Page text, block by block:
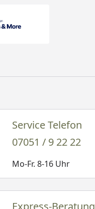
Service Telefon
07051 / 9 22 22
Mo-Fr. 8-16 Uhr
Express-Beratung